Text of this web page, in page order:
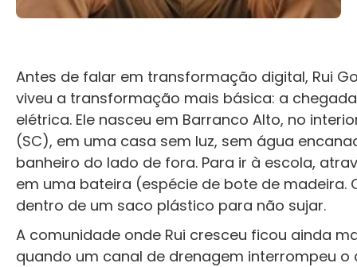
Antes de falar em transformação digital, Rui
viveu a transformação mais básica: a
elétrica. Ele nasceu em Barranco Alto, no
(SC), em uma casa sem luz, sem água
banheiro do lado de fora. Para ir à escola,
em uma bateira (espécie de bote de madeira.
dentro de um saco plástico para não sujar.
A comunidade onde Rui cresceu ficou ainda
quando um canal de drenagem interrompeu o